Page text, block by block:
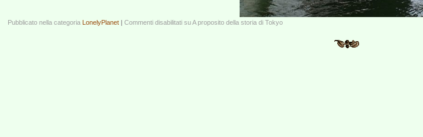
Pubblicato nella categoria LonelyPlanet | Commenti disabilitati su A proposito della storia di Tokyo